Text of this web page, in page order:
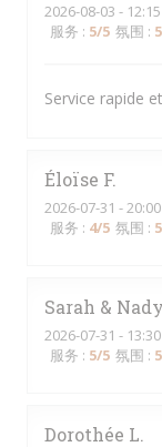
2026-08-03 -
服务 : 5/5 氛围 : 5
Service rapide
Éloïse F
2026-07-31 -
服务 : 4/5 氛围 : 5
Sarah &
2026-07-31 -
服务 : 5/5 氛围 : 5
Dorothée L